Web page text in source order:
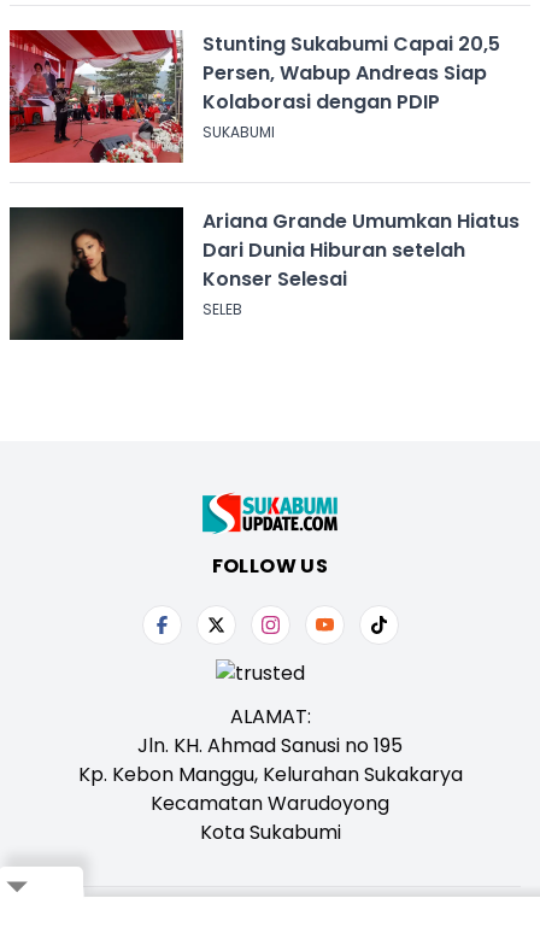
Stunting Sukabumi Capai 20,5
Persen, Wabup Andreas Siap
Kolaborasi dengan PDIP
SUKABUMI
Ariana Grande Umumkan Hiatus
Dari Dunia Hiburan setelah
Konser Selesai
SELEB
FOLLOW US
ALAMAT:
Jln. KH. Ahmad Sanusi no 195
Kp. Kebon Manggu, Kelurahan Sukakarya
Kecamatan Warudoyong
Kota Sukabumi